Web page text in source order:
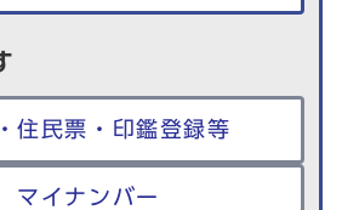
住民票・印鑑登録等
マイナンバー